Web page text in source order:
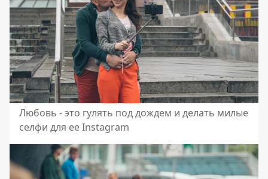
Любовь - это гулять под дождем и делать милые
селфи для ее Instagram